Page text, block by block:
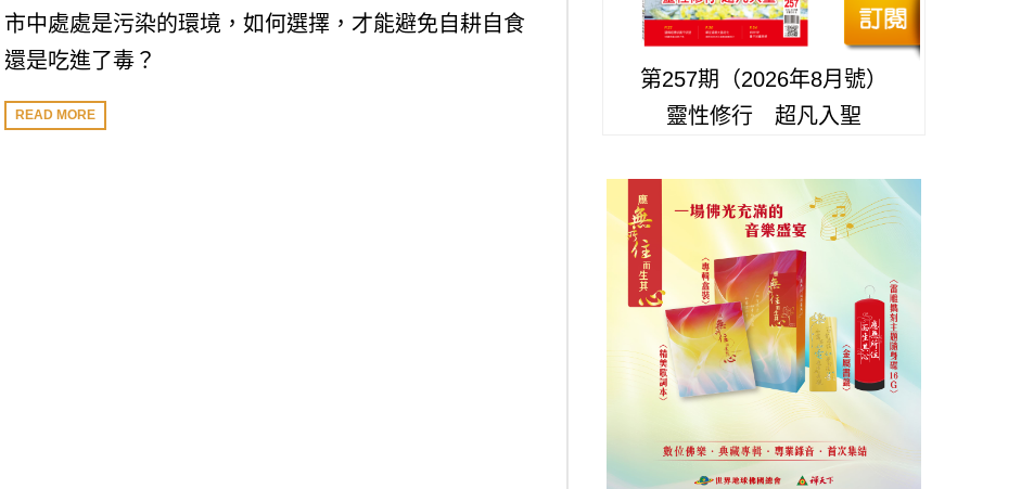
市中處處是污染的環境，如何選擇，才能避免自耕自食
還是吃進了毒？
READ MORE
第257期（2026年8月號）
靈性修行 超凡入聖